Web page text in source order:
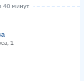
40 минут
1